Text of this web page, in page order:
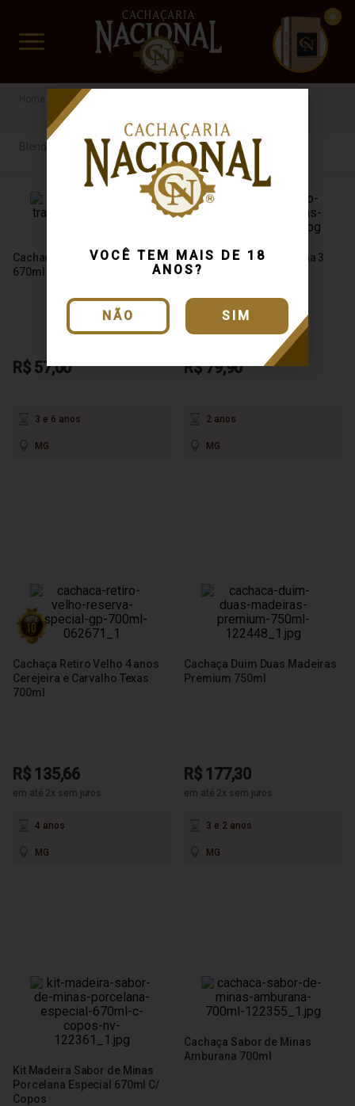
VOCÊ TEM MAIS DE 18
ANOS?
NÃO SIM
www.cachacarianacional.com.br
CUIDADO FRÁGIL
Cachaça
Blend de Madeiras
Cachaça Lorena Tradicional
670ml
R$ 57,00
3 e 6 anos
MG
Cachaça Estação da Cana 3
Madeiras 500ml
R$ 79,90
2 anos
MG
Cachaça Retiro Velho 4 anos
Cerejeira e Carvalho Texas
700ml
R$ 135,66
em até 2x sem juros
4 anos
MG
Cachaça Duim Duas Madeiras
Premium 750ml
R$ 177,30
em até 2x sem juros
3 e 2 anos
MG
Kit Madeira Sabor de Minas
Porcelana Especial 670ml C/
Copos
Cachaça Sabor de Minas
Amburana 700ml